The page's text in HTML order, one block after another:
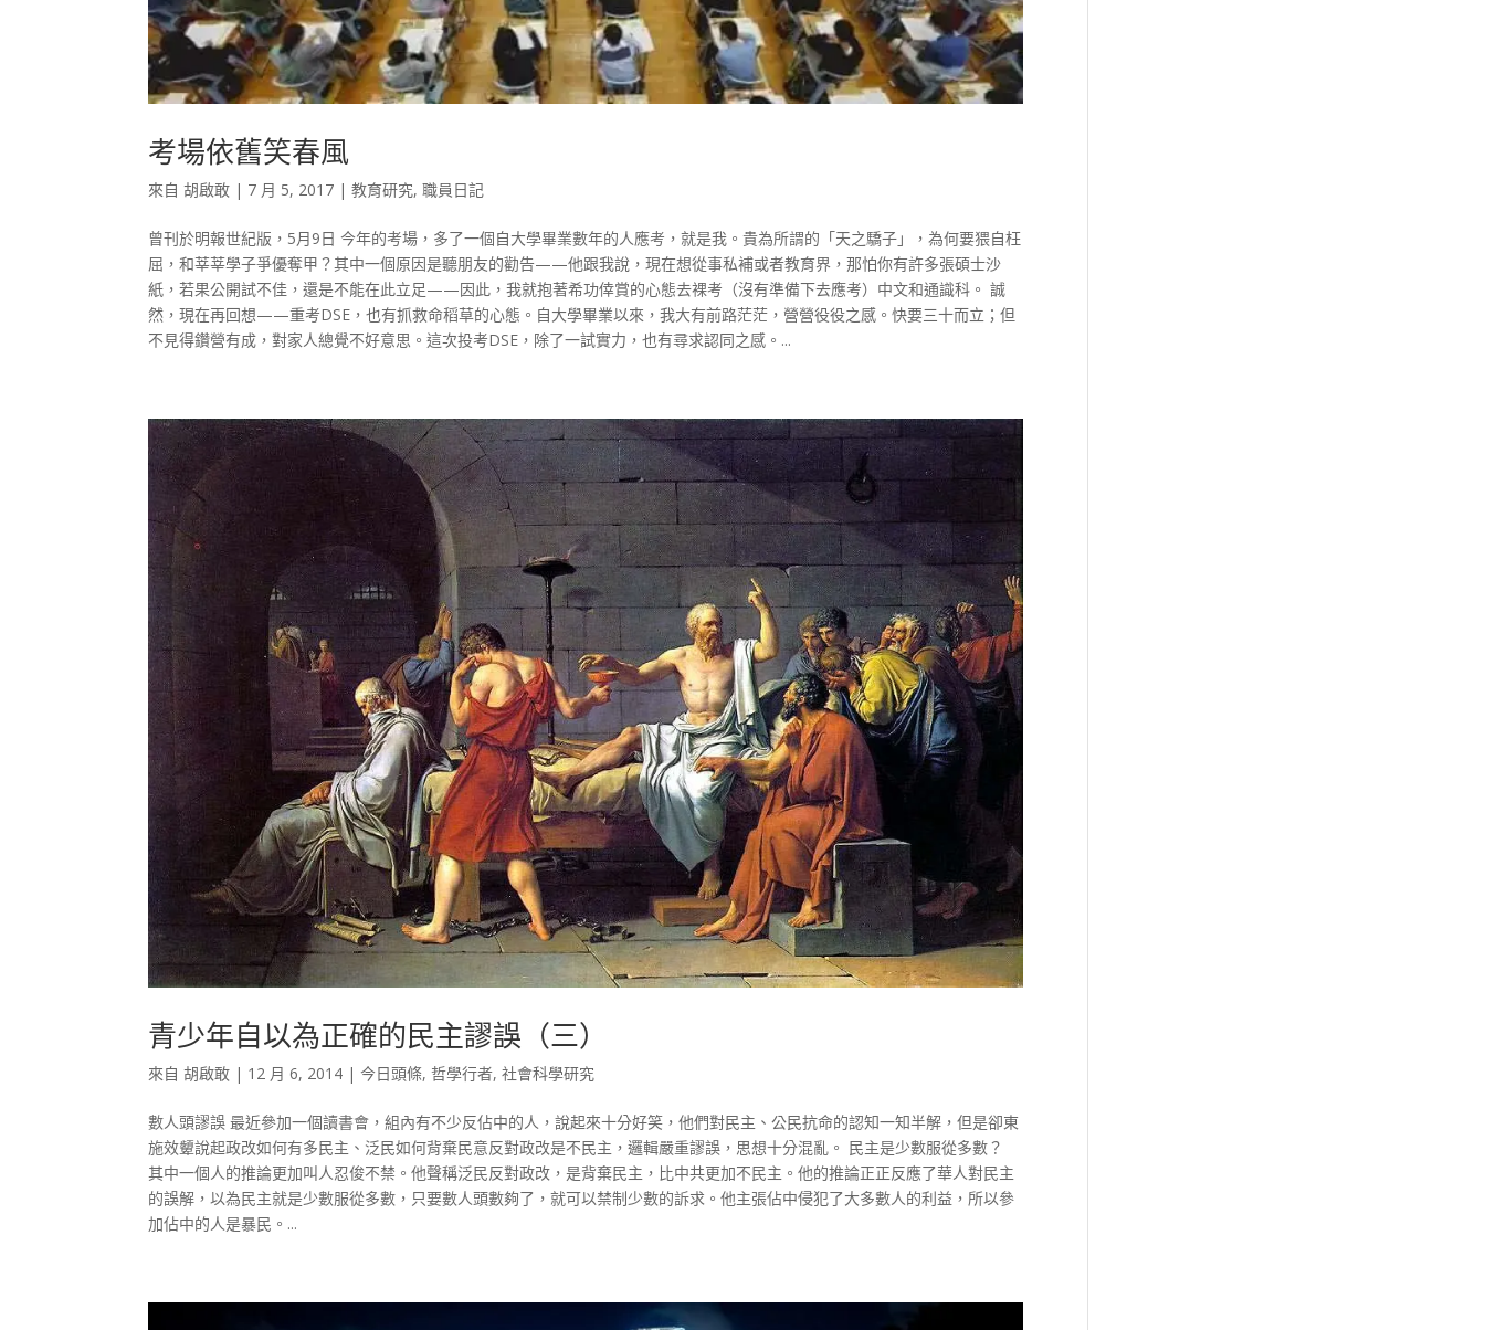
考場依舊笑春風
來自胡啟敢 | 7 月 5, 2017 |教育研究,職員日記
曾刊於明報世紀版，5月9日 今年的考場，多了一個自大學畢業數年的人應考，就是我。貴為所謂的「天之驕子」，為何要猥自枉
屈，和莘莘學子爭優奪甲？其中一個原因是聽朋友的勸告——他跟我說，現在想從事私補或者教育界，那怕你有許多張碩士沙
紙，若果公開試不佳，還是不能在此立足——因此，我就抱著希功倖賞的心態去裸考（沒有準備下去應考）中文和通識科。 誠
然，現在再回想——重考DSE，也有抓救命稻草的心態。自大學畢業以來，我大有前路茫茫，營營役役之感。快要三十而立；但
不見得鑽營有成，對家人總覺不好意思。這次投考DSE，除了一試實力，也有尋求認同之感。...
青少年自以為正確的民主謬誤（三）
來自胡啟敢 | 12 月 6, 2014 |今日頭條,哲學行者,社會科學研究
數人頭謬誤 最近參加一個讀書會，組內有不少反佔中的人，說起來十分好笑，他們對民主、公民抗命的認知一知半解，但是卻東
施效顰說起政改如何有多民主、泛民如何背棄民意反對政改是不民主，邏輯嚴重謬誤，思想十分混亂。 民主是少數服從多數？
其中一個人的推論更加叫人忍俊不禁。他聲稱泛民反對政改，是背棄民主，比中共更加不民主。他的推論正正反應了華人對民主
的誤解，以為民主就是少數服從多數，只要數人頭數夠了，就可以禁制少數的訴求。他主張佔中侵犯了大多數人的利益，所以參
加佔中的人是暴民。...